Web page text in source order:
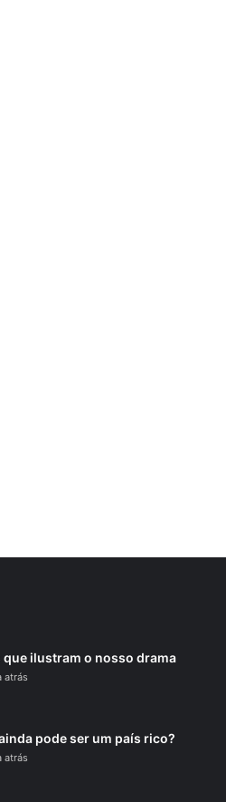
que ilustram o nosso drama
atrás
pode ser um país rico?
atrás